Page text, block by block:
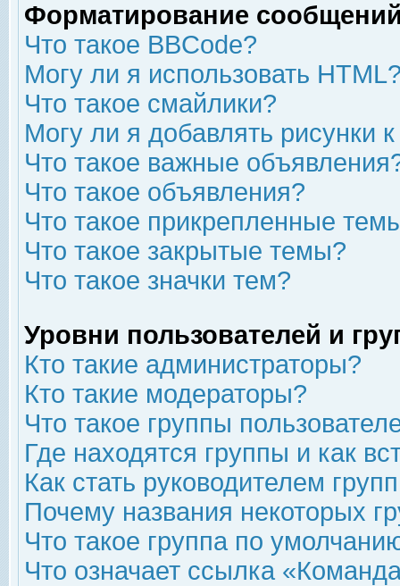
Форматирование
Что такое BBCode?
Могу ли я использовать
Что такое смайлики?
Могу ли я добавлять рисунки
Что такое важные
Что такое объявления?
Что такое прикрепленные
Что такое закрытые темы?
Что такое значки тем?
Уровни пользователей и
Кто такие администраторы?
Кто такие модераторы?
Что такое группы
Где находятся группы и как
Как стать руководителем
Почему названия некоторых
Что такое группа по
Что означает ссылка